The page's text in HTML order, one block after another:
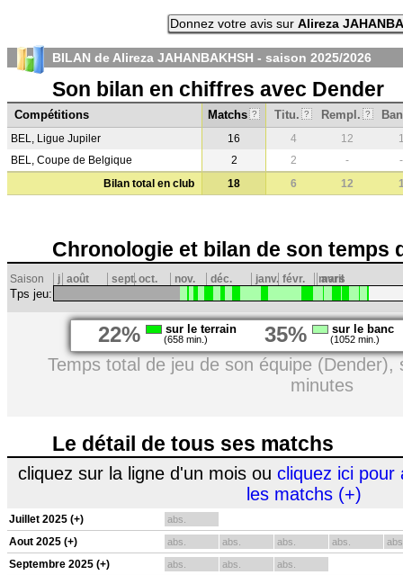
Donnez votre avis sur Alireza
BILAN de Alireza JAHANBAKHSH - saison 2025/2026
Son bilan en chiffres avec Dender
Compétitions Matchs ? Titu. ? Rempl. ?
BEL, Ligue Jupiler 16 4 12
BEL, Coupe de Belgique
2 2 -
-
Bilan total en club
18 6 12
Chronologie et bilan de son temps
Saison j août sept.oct. nov. déc. janv. févr. mars
avril
Tps jeu:
22% sur le terrain
(658 min.) 35% sur le banc
(1052 min.)
Temps total de jeu de son équipe (Dender),
minutes
Le détail de tous ses matchs
cliquez sur la ligne d'un mois ou cliquez ici pour
les matchs (+)
Juillet 2025 (+) abs.
Aout 2025 (+) abs. abs. abs. abs.
Septembre 2025 (+) abs. abs. abs.